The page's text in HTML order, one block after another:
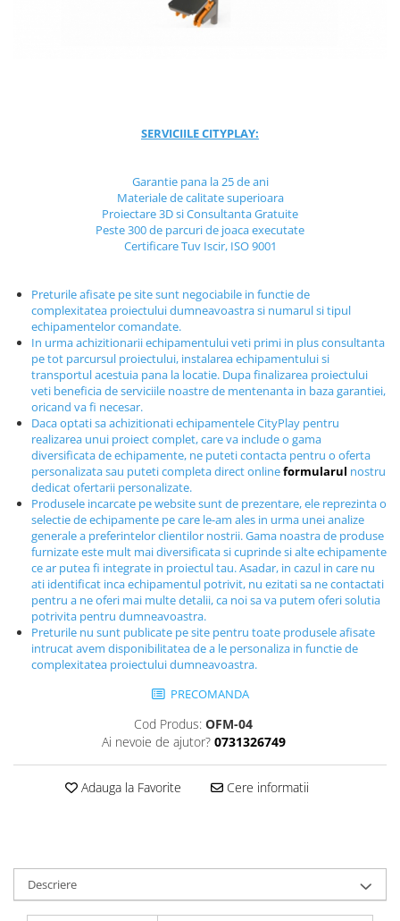
Animale din cauciuc
SPORT SI FITNESS
Skateboarding
Tenis si Volei
Ciclism
Street Workout
Terenuri Multisport
Trasee Ninja
Echipamente fitness
Mese de jocuri
MOBILIER URBAN
Garduri/Imprejmuiri
Cosuri de gunoi
Panouri pentru informare/Marcaje
Foisoare si pergole
Rastel Biciclete
Banci
SERVICIILE CITYPLAY:
Garantie pana la 25 de ani
Materiale de calitate superioara
Proiectare 3D si Consultanta Gratuite
Peste 300 de parcuri de joaca executate
Certificare Tuv Iscir, ISO 9001
Preturile afisate pe site sunt negociabile in functie de
complexitatea proiectului dumneavoastra si numarul si tipul
echipamentelor comandate.
In urma achizitionarii echipamentului veti primi in plus consultanta
pe tot parcursul proiectului, instalarea echipamentului si
transportul acestuia pana la locatie. Dupa finalizarea proiectului
veti beneficia de serviciile noastre de mentenanta in baza garantiei,
oricand va fi necesar.
Daca optati sa achizitionati echipamentele CityPlay pentru
realizarea unui proiect complet, care va include o gama
diversificata de echipamente, ne puteti contacta pentru o oferta
personalizata sau puteti completa direct onlineformularul nostru
dedicat ofertarii personalizate.
Produsele incarcate pe website sunt de prezentare, ele reprezinta o
selectie de echipamente pe care le-am ales in urma unei analize
generale a preferintelor clientilor nostrii. Gama noastra de produse
furnizate este mult mai diversificata si cuprinde si alte echipamente
ce ar putea fi integrate in proiectul tau. Asadar, in cazul in care nu
ati identificat inca echipamentul potrivit, nu ezitati sa ne contactati
pentru a ne oferi mai multe detalii, ca noi sa va putem oferi solutia
potrivita pentru dumneavoastra.
Preturile nu sunt publicate pe site pentru toate produsele afisate
intrucat avem disponibilitatea de a le personaliza in functie de
complexitatea proiectului dumneavoastra.
PRECOMANDA
Cod Produs: OFM-04
Ai nevoie de ajutor? 0731326749
Adauga la Favorite Cere informatii
Descriere